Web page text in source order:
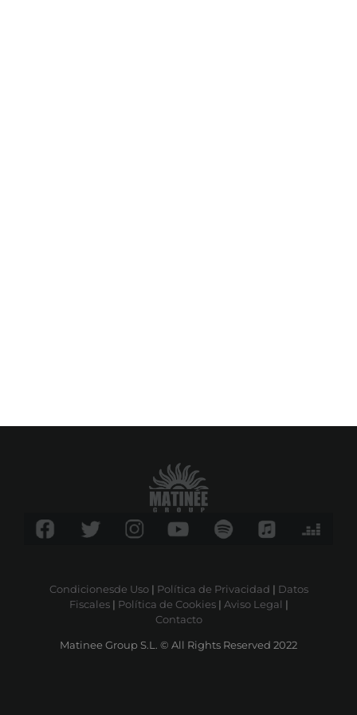
Condicionesde Uso| Política de Privacidad | Datos
Fiscales| Política de Cookies| Aviso Legal |
Contacto
Matinee Group S.L. © All Rights Reserved 2022